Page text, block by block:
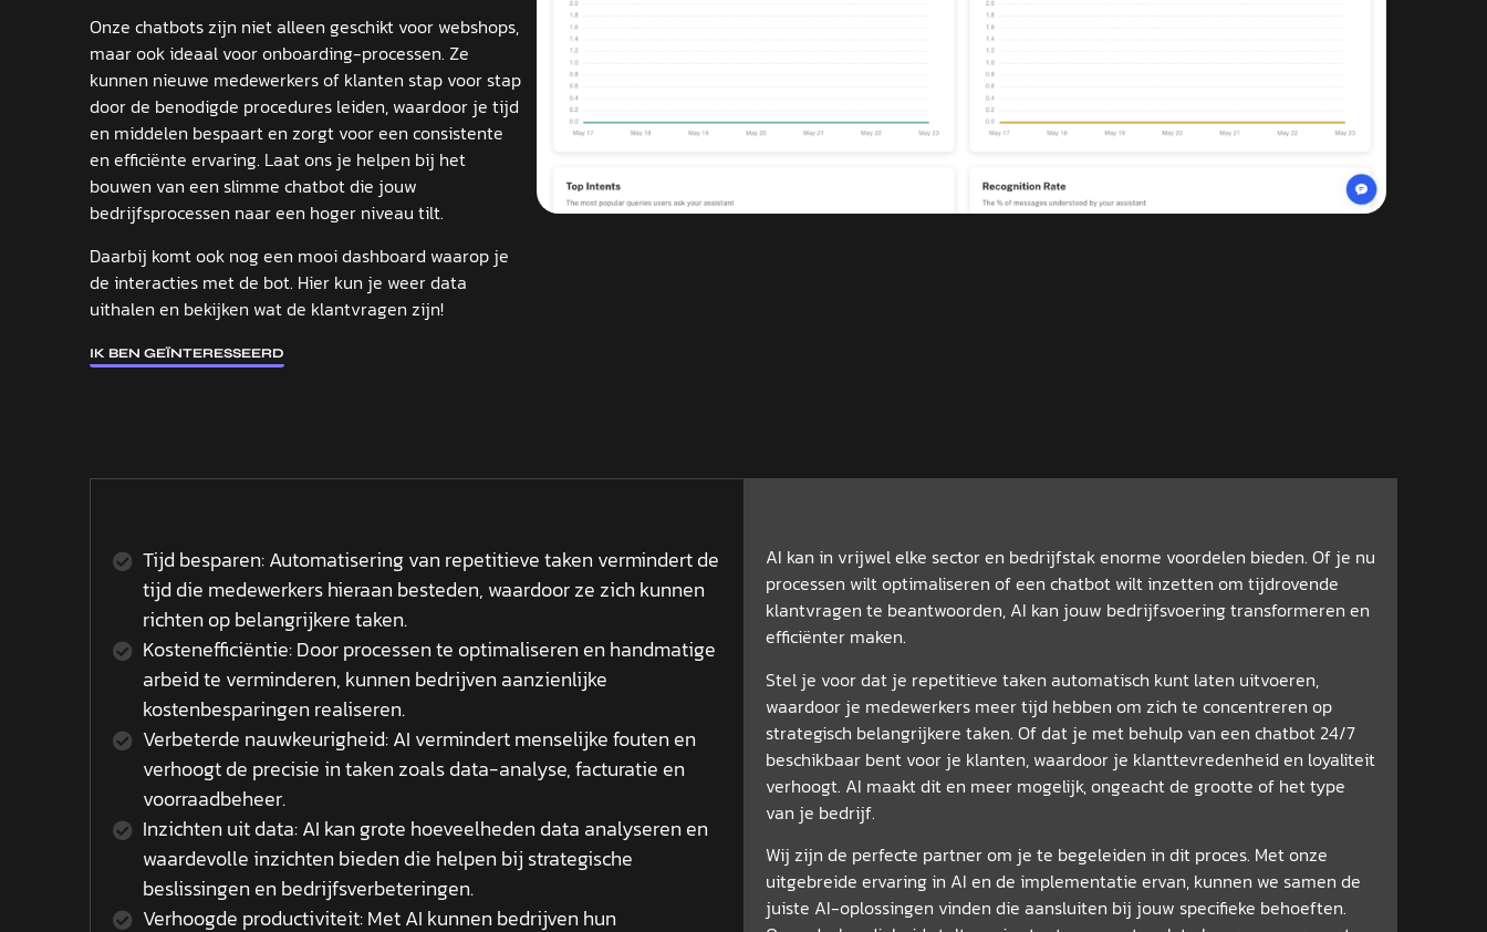
Onze chatbots zijn niet alleen geschikt voor webshops,
maar ook ideaal voor onboarding-processen. Ze
kunnen nieuwe medewerkers of klanten stap voor stap
door de benodigde procedures leiden, waardoor je tijd
en middelen bespaart en zorgt voor een consistente
en efficiënte ervaring. Laat ons je helpen bij het
bouwen van een slimme chatbot die jouw
bedrijfsprocessen naar een hoger niveau tilt.
Daarbij komt ook nog een mooi dashboard waarop je
de interacties met de bot. Hier kun je weer data
uithalen en bekijken wat de klantvragen zijn!
IK BEN GEÏNTERESSEERD
Tijd besparen: Automatisering van repetitieve taken vermindert de
tijd die medewerkers hieraan besteden, waardoor ze zich kunnen
richten op belangrijkere taken.
Kostenefficiëntie: Door processen te optimaliseren en handmatige
arbeid te verminderen, kunnen bedrijven aanzienlijke
kostenbesparingen realiseren.
Verbeterde nauwkeurigheid: AI vermindert menselijke fouten en
verhoogt de precisie in taken zoals data-analyse, facturatie en
voorraadbeheer.
Inzichten uit data: AI kan grote hoeveelheden data analyseren en
waardevolle inzichten bieden die helpen bij strategische
beslissingen en bedrijfsverbeteringen.
Verhoogde productiviteit: Met AI kunnen bedrijven hun
AI kan in vrijwel elke sector en bedrijfstak enorme voordelen bieden. Of je nu
processen wilt optimaliseren of een chatbot wilt inzetten om tijdrovende
klantvragen te beantwoorden, AI kan jouw bedrijfsvoering transformeren en
efficiënter maken.
Stel je voor dat je repetitieve taken automatisch kunt laten uitvoeren,
waardoor je medewerkers meer tijd hebben om zich te concentreren op
strategisch belangrijkere taken. Of dat je met behulp van een chatbot 24/7
beschikbaar bent voor je klanten, waardoor je klanttevredenheid en loyaliteit
verhoogt. AI maakt dit en meer mogelijk, ongeacht de grootte of het type
van je bedrijf.
Wij zijn de perfecte partner om je te begeleiden in dit proces. Met onze
uitgebreide ervaring in AI en de implementatie ervan, kunnen we samen de
juiste AI-oplossingen vinden die aansluiten bij jouw specifieke behoeften.